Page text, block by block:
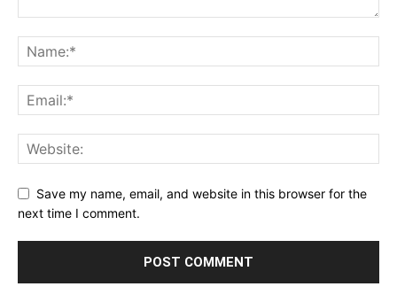
Save my name, email, and website in this browser for the
next time I comment.